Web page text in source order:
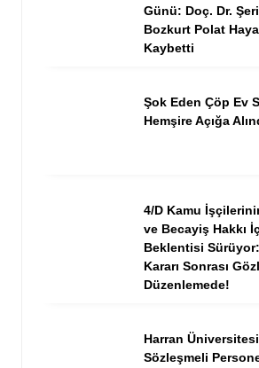
Günü: Doç. Dr.
Bozkurt Polat
Kaybetti
Şok Eden Çöp Ev
Hemşire Açığa
4/D Kamu
ve Becayiş Hakkı
Beklentisi Sürüyor:
Kararı Sonrası
Düzenlemede!
Harran
Sözleşmeli